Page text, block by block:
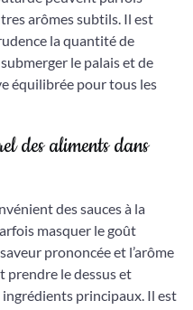
arômes subtils. Il est
la quantité de
le palais et de
équilibrée pour tous les
des aliments dans
des sauces à la
masquer le goût
prononcée et l’arôme
prendre le dessus et
ingrédients principaux. Il est